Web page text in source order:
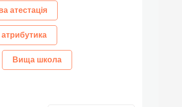
атестація
Вища школа